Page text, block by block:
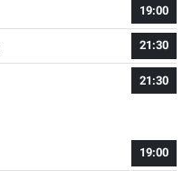
19:00
21:30
21:30
19:00